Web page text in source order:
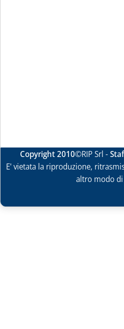
Copyright 2010©RIP Srl -
E' vietata la riproduzione,
altro modo di